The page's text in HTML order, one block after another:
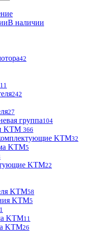
В наличии
42
11
242
27
группа104
KTM 366
KTM32
KTM5
KTM22
KTM58
KTM5
KTM11
KTM26